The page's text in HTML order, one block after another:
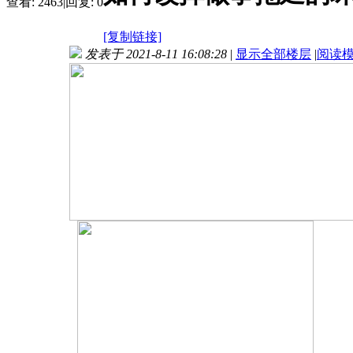
[复制链接]
发表于 2021-8-11 16:08:28 | 显示全部楼层 |阅读